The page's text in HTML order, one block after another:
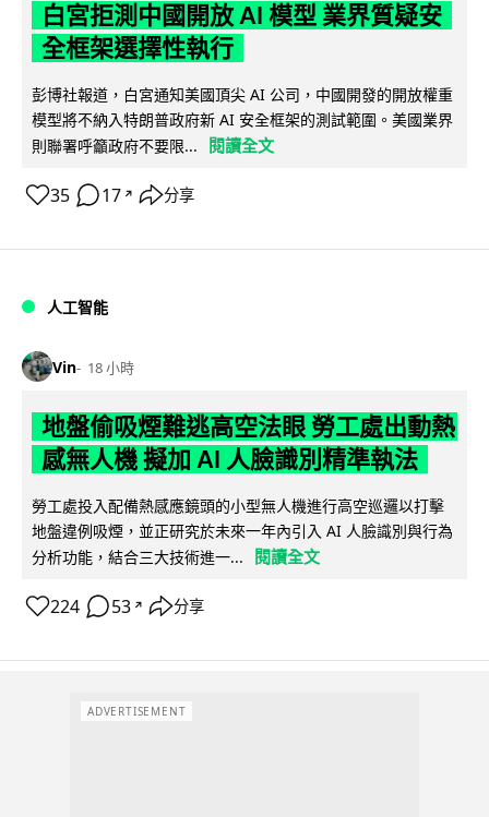
白宮拒測中國開放 AI 模型 業界質疑安
全框架選擇性執行
彭博社報道，白宮通知美國頂尖 AI 公司，中國開發的開放權重
模型將不納入特朗普政府新 AI 安全框架的測試範圍。美國業界
則聯署呼籲政府不要限...
閱讀全文
35 17 ↗ 分享
人工智能
Vin 18 小時
地盤偷吸煙難逃高空法眼 勞工處出動熱
感無人機 擬加 AI 人臉識別精準執法
勞工處投入配備熱感應鏡頭的小型無人機進行高空巡邏以打擊
地盤違例吸煙，並正研究於未來一年內引入 AI 人臉識別與行為
分析功能，結合三大技術進一...
閱讀全文
224 53 ↗ 分享
ADVERTISEMENT